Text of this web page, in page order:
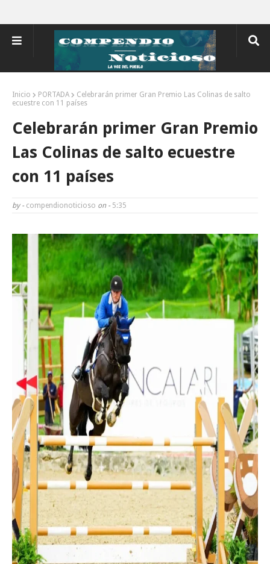
Inicio PORTADA
Celebrarán primer Gran Premio Las Colinas de salto
ecuestre con 11 países
Celebrarán primer Gran Premio
Las Colinas de salto ecuestre
con 11 países
by - compendionoticioso on - 5:35